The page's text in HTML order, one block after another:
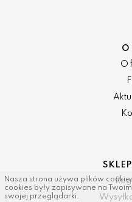
O
O
Nasza strona używa plików
cookies były zapisywane na
swojej przeglądarki.